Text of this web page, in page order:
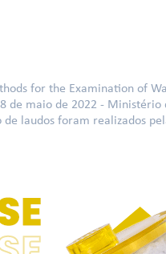
for the Examination of
de maio de 2022 - Ministério
de laudos foram realizados